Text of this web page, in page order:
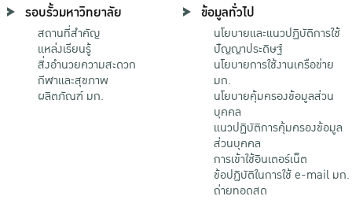
รอบรั้วมหาวิทยาลัย
สถานที่สำคัญ
แหล่งเรียนรู้
สิ่งอำนวยความสะดวก
กีฬาและสุขภาพ
ผลิตภัณฑ์ มก.
ข้อมูลทั่วไป
นโยบายและแนวปฏิบัติการใช้
ปัญญาประดิษฐ์
นโยบายการใช้งานเครือข่าย
มก.
นโยบายคุ้มครองข้อมูลส่วน
บุคคล
แนวปฏิบัติการคุ้มครองข้อมูล
ส่วนบุคคล
การเข้าใช้อินเตอร์เน็ต
ข้อปฏิบัติในการใช้ e-mail มก.
ถ่ายทอดสด